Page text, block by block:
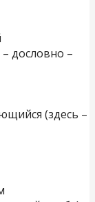
дословно –
(здесь –